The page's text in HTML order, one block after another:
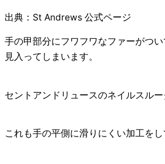
出典：St Andrews 公式ページ
手の甲部分にフワフワなファーがつ
見入ってしまいます。
セントアンドリュースのネイルスル
これも手の平側に滑りにくい加工をし